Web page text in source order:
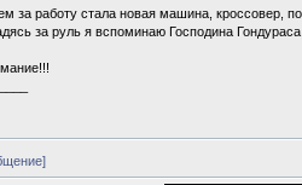
за работу стала новая машина, кроссовер,
за руль я вспоминаю Господина